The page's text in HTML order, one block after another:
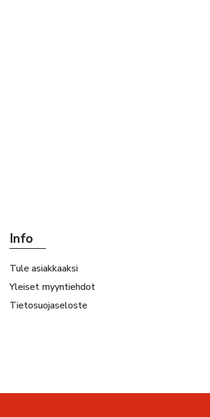
Info
Tule asiakkaaksi
Yleiset myyntiehdot
Tietosuojaseloste